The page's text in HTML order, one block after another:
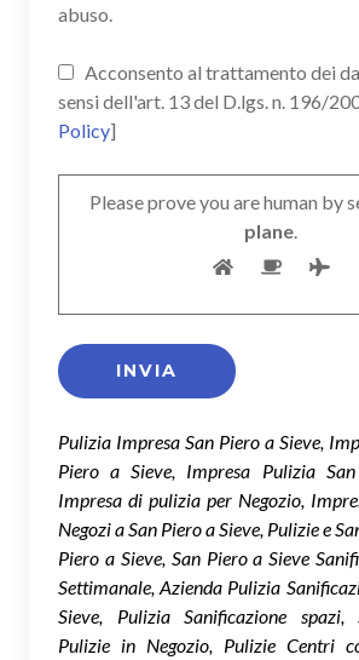
abuso.
Acconsento al trattamento dei
sensi dell'art. 13 del D.lgs. n. 196/
Policy]
Please prove you are human by
plane
Pulizia Impresa San Piero a Sieve,
Piero a Sieve, Impresa Pulizia
Impresa di pulizia per Negozio,
Negozi a San Piero a Sieve, Pulizie e
Piero a Sieve, San Piero a Sieve
Settimanale, Azienda Pulizia
Sieve, Pulizia Sanificazione spazi,
Pulizie in Negozio, Pulizie Centri